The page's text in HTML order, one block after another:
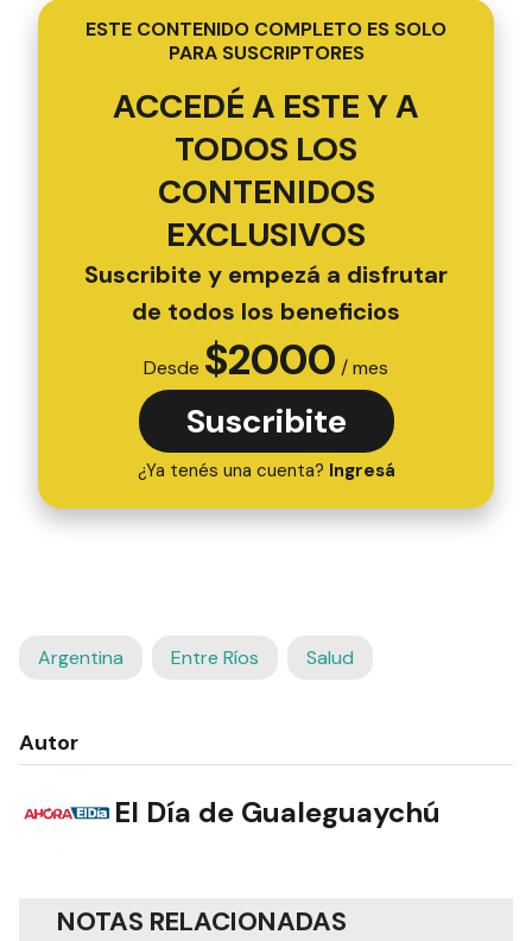
ESTE CONTENIDO COMPLETO ES SOLO
PARA SUSCRIPTORES
ACCEDÉ A ESTE Y A
TODOS LOS
CONTENIDOS
EXCLUSIVOS
Suscribite y empezá a disfrutar
de todos los beneficios
Desde $2000 / mes
Suscribite
¿Ya tenés una cuenta? Ingresá
Argentina Entre Ríos Salud
Autor
El Día de Gualeguaychú
NOTAS RELACIONADAS